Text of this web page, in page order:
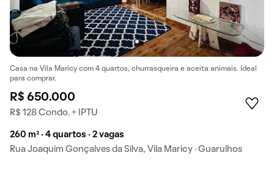
Casa na Vila Maricy com 4 quartos, churrasqueira e aceita animais. Ideal
para comprar.
R$ 650.000
R$ 128 Condo. + IPTU
260 m² · 4 quartos · 2 vagas
Rua Joaquim Gonçalves da Silva, Vila Maricy · Guarulhos